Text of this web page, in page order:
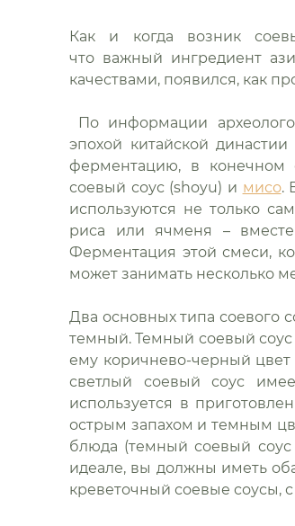
Как и когда возник
что важный ингредиент
качествами, появился, как
По информации
эпохой китайской
ферментацию, в конечном
соевый соус (shoyu) и мисо.
используются не только
риса или ячменя –
Ферментация этой смеси,
может занимать несколько
Два основных типа соевого
темный. Темный соевый соус
ему коричнево-черный цвет
светлый соевый соус
используется в
острым запахом и темным
блюда (темный соевый соус
идеале, вы должны иметь
креветочный соевые соусы,